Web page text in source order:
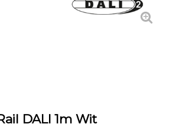
DALI 1m Wit